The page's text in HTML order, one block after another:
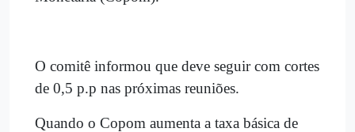
O comitê informou que deve seguir com cortes
de 0,5 p.p nas próximas reuniões.
Quando o Copom aumenta a taxa básica de